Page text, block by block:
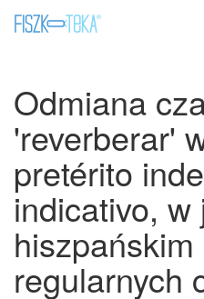
Odmiana
'reverberar'
pretérito
indicativo, w
regularnych